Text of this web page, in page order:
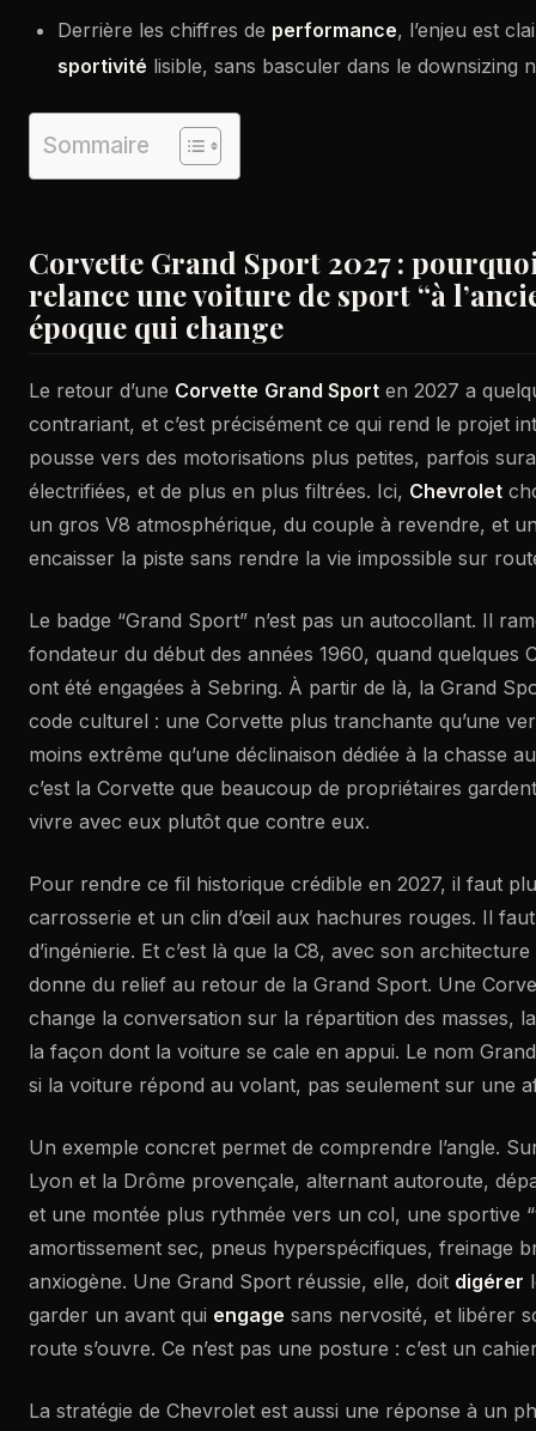
Derrière les chiffres de performance, l’enjeu est
sportivité lisible, sans basculer dans le downsizing
Sommaire
Corvette Grand Sport 2027 :
relance une voiture de sport “à
époque qui change
Le retour d’une Corvette Grand Sport en 2027 a
contrariant, et c’est précisément ce qui rend le projet
pousse vers des motorisations plus petites, parfois
électrifiées, et de plus en plus filtrées. Ici, Chevrolet
un gros V8 atmosphérique, du couple à revendre, et
encaisser la piste sans rendre la vie impossible sur
Le badge “Grand Sport” n’est pas un autocollant. Il
fondateur du début des années 1960, quand quelques
ont été engagées à Sebring. À partir de là, la Grand
code culturel : une Corvette plus tranchante qu’une
moins extrême qu’une déclinaison dédiée à la chasse
c’est la Corvette que beaucoup de propriétaires
vivre avec eux plutôt que contre eux.
Pour rendre ce fil historique crédible en 2027, il faut
carrosserie et un clin d’œil aux hachures rouges. Il
d’ingénierie. Et c’est là que la C8, avec son
donne du relief au retour de la Grand Sport. Une
change la conversation sur la répartition des masses,
la façon dont la voiture se cale en appui. Le nom
si la voiture répond au volant, pas seulement sur une
Un exemple concret permet de comprendre l’angle.
Lyon et la Drôme provençale, alternant autoroute,
et une montée plus rythmée vers un col, une sportive
amortissement sec, pneus hyperspécifiques, freinage
anxiogène. Une Grand Sport réussie, elle, doit digérer
garder un avant qui engage sans nervosité, et libérer
route s’ouvre. Ce n’est pas une posture : c’est un
La stratégie de Chevrolet est aussi une réponse à un